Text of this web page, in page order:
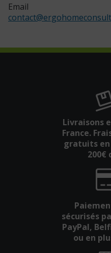
Email
contact@
Livraisons
France.
gratuits en
200€
sécurisés
PayPal,
ou en